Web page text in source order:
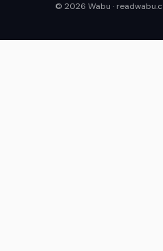
© 2026 Wabu ·